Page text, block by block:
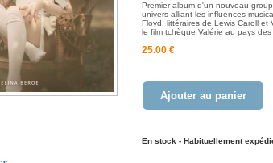
Premier album d'un nouveau
univers alliant les influences
Floyd, littéraires de Lewis Caroll et
le film tchèque Valérie au pays des
25.00 €
Ajouter au panier
En stock - Habituellement